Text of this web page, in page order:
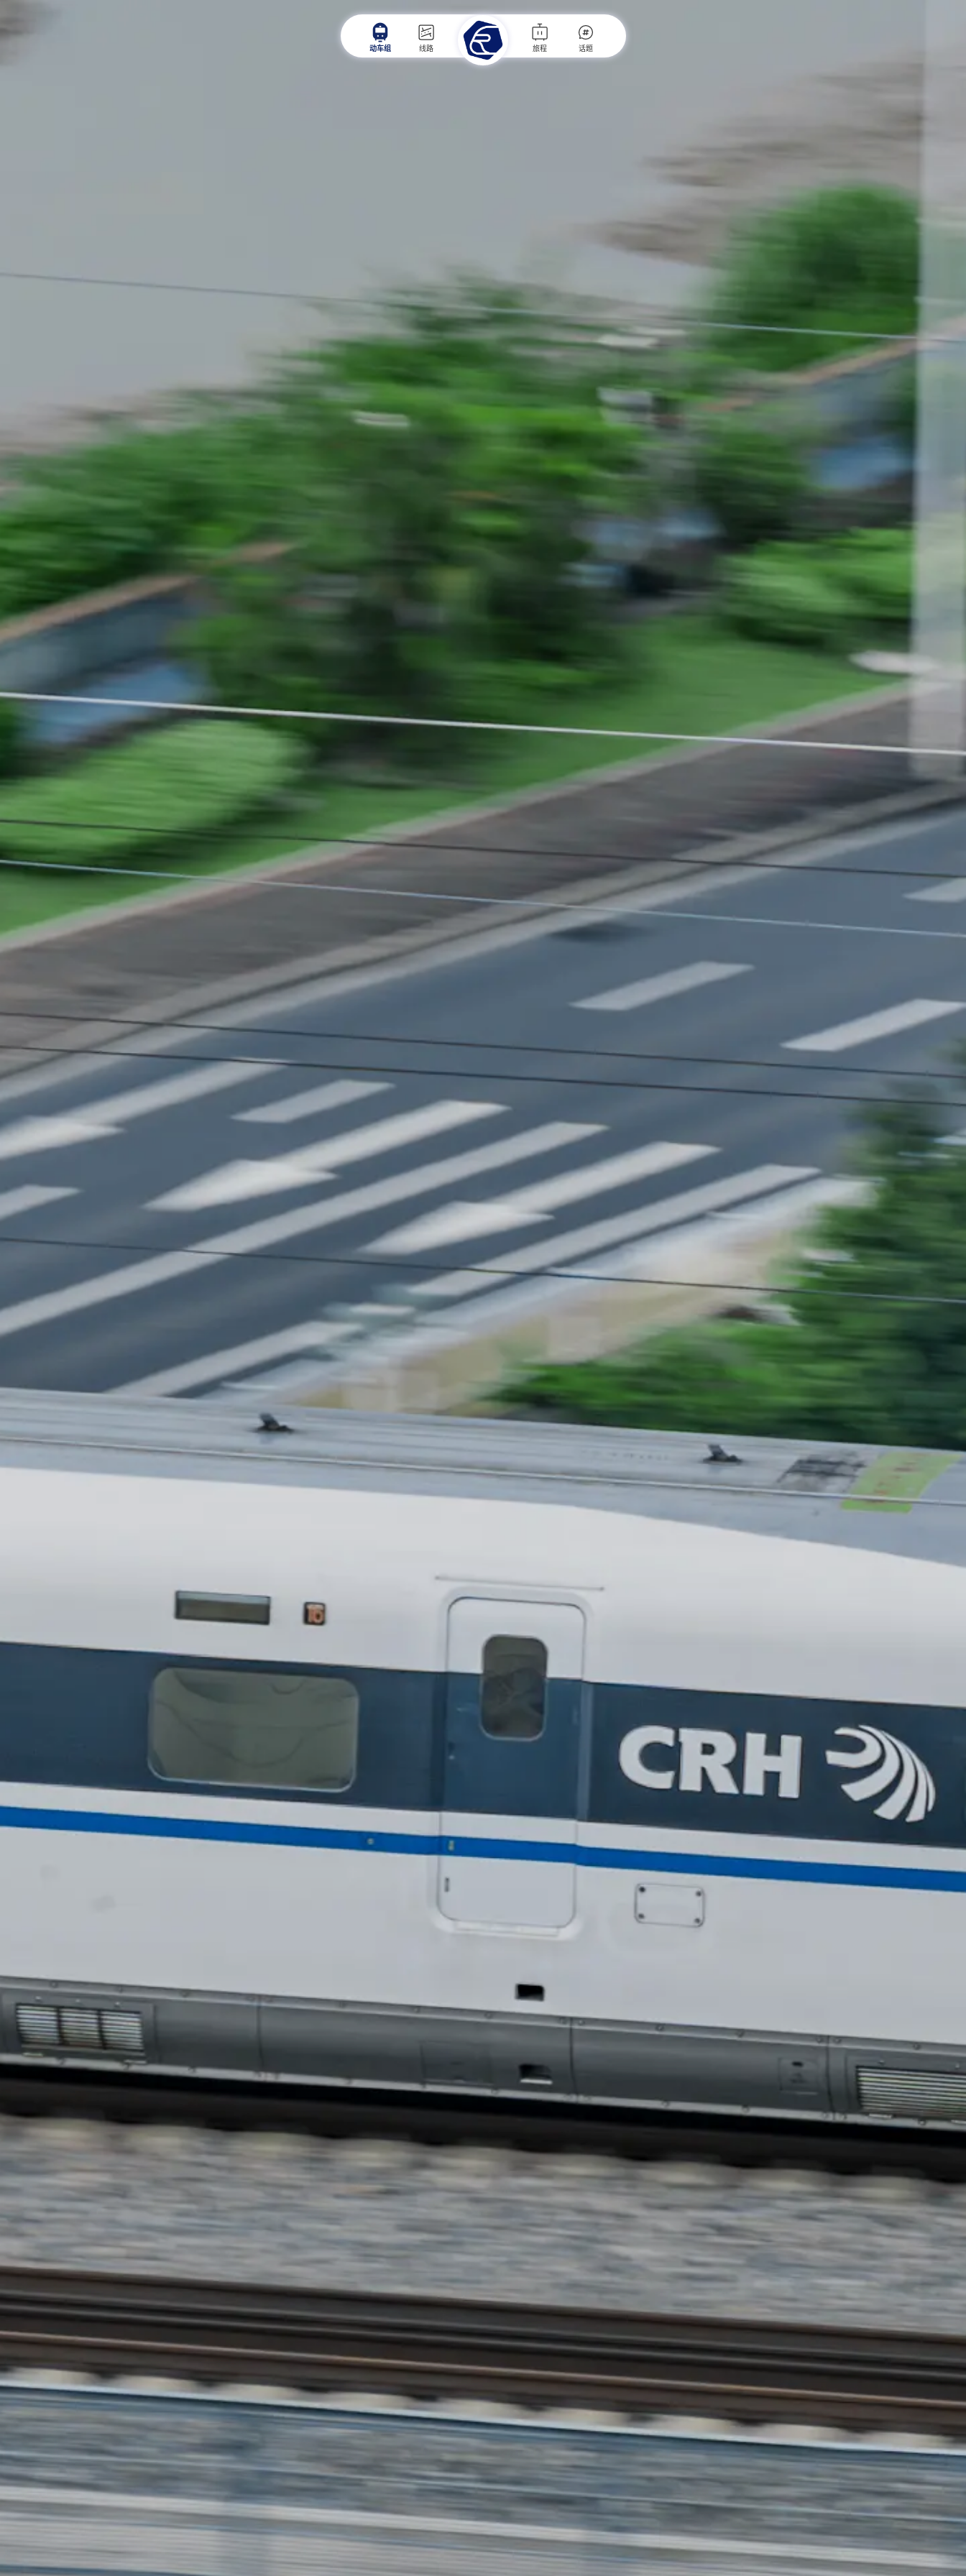
动车组 线路 旅程 话题